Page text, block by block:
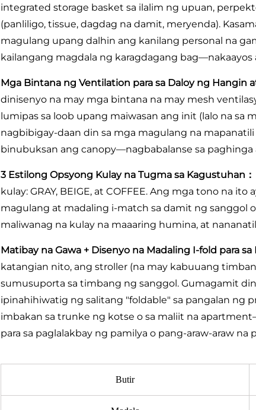
integrated storage basket sa ilalim ng upuan,
(panliligo, tissue, dagdag na damit, meryenda).
magulang upang dalhin ang kanilang personal na
kailangang magdala ng karagdagang
Mga Bintana ng Ventilation para sa Daloy ng Hangin
dinisenyo na may mga bintana na may mesh
lumipas sa loob upang maiwasan ang init (lalo na sa
nagbibigay-daan din sa mga magulang na
binubuksan ang canopy—nagbabalanse sa paghinga
3 Estilong Opsyong Kulay na Tugma sa Kagustuhan：
kulay: GRAY, BEIGE, at COFFEE. Ang mga tono na
magulang at madaling i-match sa damit ng sanggol
maliwanag na kulay na maaaring humina, at
Matibay na Gawa + Disenyo na Madaling I-fold para sa
katangian nito, ang stroller (na may kabuuang
sumusuporta sa timbang ng sanggol. Gumagamit
ipinahihiwatig ng salitang "foldable" sa pangalan ng
imbakan sa trunke ng kotse o sa maliit na
para sa paglalakbay ng pamilya o pang-araw-araw na
Butir